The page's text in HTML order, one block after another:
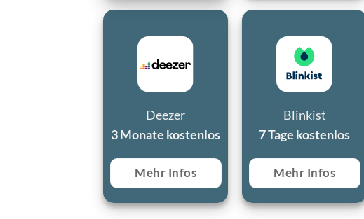
Deezer
3 Monate kostenlos
Mehr Infos
Blinkist
7 Tage kostenlos
Mehr Infos